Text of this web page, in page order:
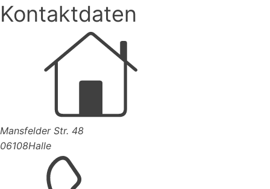
Kontaktdaten
Mansfelder Str. 48
06108Halle